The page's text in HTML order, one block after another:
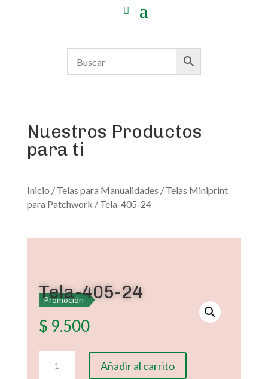
Nuestros Productos
para ti
Inicio / Telas para Manualidades / Telas Miniprint
para Patchwork / Tela-405-24
Promoción
Tela-405-24
$ 9.500
405-
Añadir al carrito